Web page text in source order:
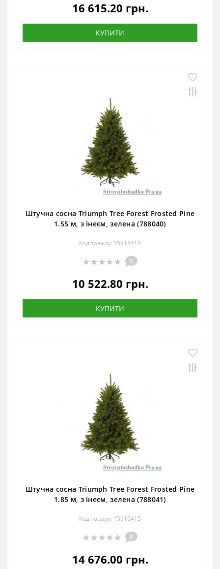
16 615.20 грн.
КУПИТИ
Штучна сосна Triumph Tree Forest Frosted Pine
1.55 м, з інеєм, зелена (788040)
Код товару: 15916414
0
10 522.80 грн.
КУПИТИ
Штучна сосна Triumph Tree Forest Frosted Pine
1.85 м, з інеєм, зелена (788041)
Код товару: 15916415
0
14 676.00 грн.